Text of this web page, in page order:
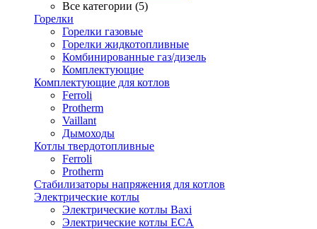
Все категории (5)
Горелки
Горелки газовые
Горелки жидкотопливные
Комбинированные газ/дизель
Комплектующие
Комплектующие для котлов
Ferroli
Protherm
Vaillant
Дымоходы
Котлы твердотопливные
Ferroli
Protherm
Стабилизаторы напряжения для котлов
Электрические котлы
Электрические котлы Baxi
Электрические котлы ECA